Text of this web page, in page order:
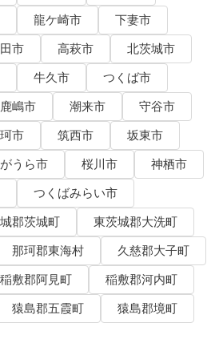
龍ケ崎市
下妻市
市 高萩市
北茨城市
牛久市
つくば市
鹿嶋市 潮来市
守谷市
市 筑西市
坂東市
うら市 桜川市
神栖市
つくばみらい市
郡茨城町
東茨城郡大洗町
那珂郡東海村
久慈郡大子町
稲敷郡阿見町
稲敷郡河内町
猿島郡五霞町
猿島郡境町